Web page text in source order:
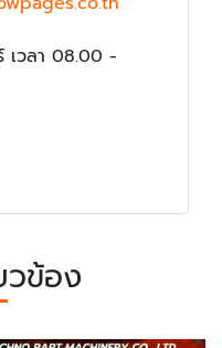
เวลา 08.00 -
วข้อง